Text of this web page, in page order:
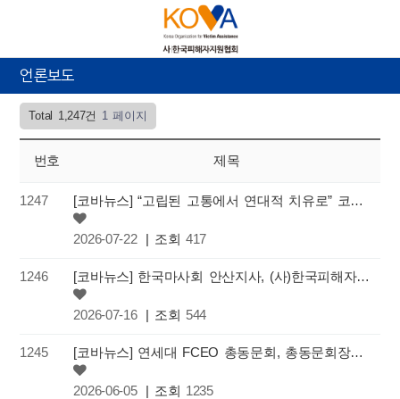
언론보도
Total 1,247건 1 페이지
번호 제목
1247 [코바뉴스] “고립된 고통에서 연대적 치유로” 코바피해자포럼, 제25회 학술대회 성황리 개최
2026-07-22 | 조회 417
1246 [코바뉴스] 한국마사회 안산지사, (사)한국피해자지원협회에 피해 회복 지원을 위한 기부금 전달
2026-07-16 | 조회 544
1245 [코바뉴스] 연세대 FCEO 총동문회, 총동문회장배 자선골프대회를 통해 “피해자 지원을 위한 쌀 100포” …
2026-06-05 | 조회 1235